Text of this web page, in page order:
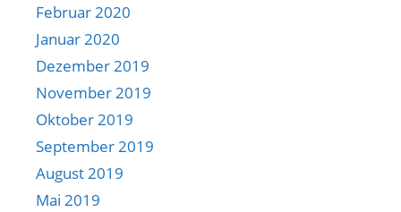
Februar 2020
Januar 2020
Dezember 2019
November 2019
Oktober 2019
September 2019
August 2019
Mai 2019